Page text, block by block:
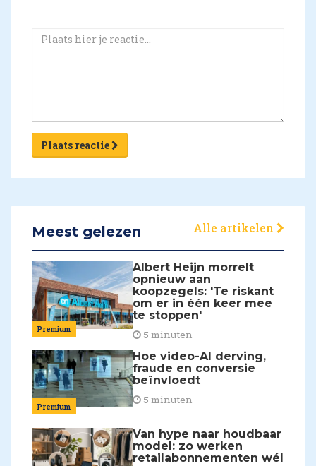
Plaats reactie
Meest gelezen Alle artikelen
Premium
Albert Heijn morrelt
opnieuw aan
koopzegels: 'Te riskant
om er in één keer mee
te stoppen'
5 minuten
Premium
Hoe video-AI derving,
fraude en conversie
beïnvloedt
5 minuten
Van hype naar houdbaar
model: zo werken
retailabonnementen wél